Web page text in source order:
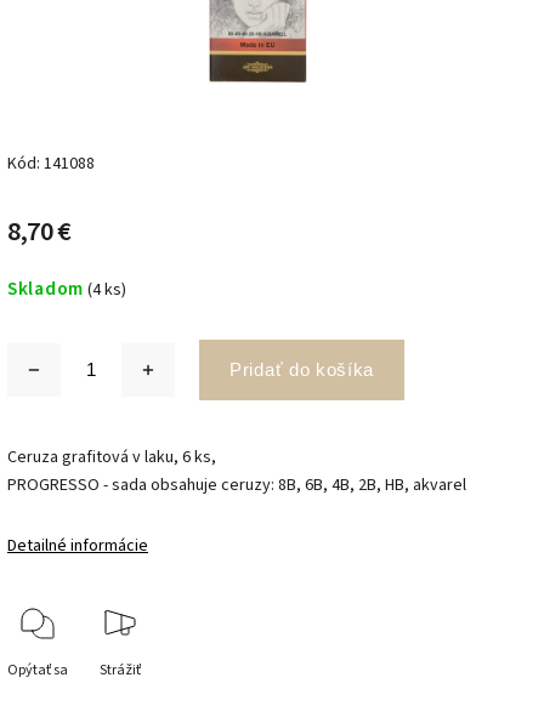
Kód: 141088
8,70 €
Skladom (4 ks)
Pridať do košíka
Ceruza grafitová v laku, 6 ks,
PROGRESSO - sada obsahuje ceruzy: 8B, 6B, 4B, 2B, HB, akvarel
Detailné informácie
Opýtať sa Strážiť